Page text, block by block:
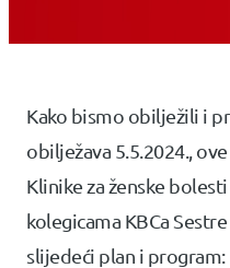
Kako bismo obilježili i
obilježava 5.5.2024.,
Klinike za ženske
kolegicama KBCa
slijedeći plan i program: